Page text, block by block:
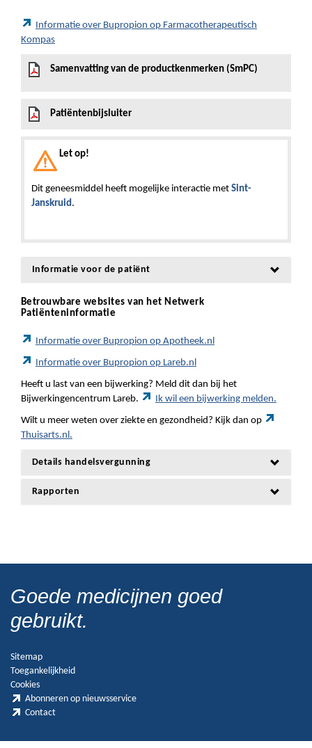
Informatie over Bupropion op Farmacotherapeutisch
Kompas
Samenvatting van de productkenmerken (SmPC)
Patiëntenbijsluiter
Let op!
Dit geneesmiddel heeft mogelijke interactie met Sint-
Janskruid.
Informatie voor de patiënt
Betrouwbare websites van het Netwerk
Patiënteninformatie
Informatie over Bupropion op Apotheek.nl
Informatie over Bupropion op Lareb.nl
Heeft u last van een bijwerking? Meld dit dan bij het
Bijwerkingencentrum Lareb.
Ik wil een bijwerking melden.
Wilt u meer weten over ziekte en gezondheid? Kijk dan op
Thuisarts.nl.
Details handelsvergunning
Rapporten
Goede medicijnen goed
gebruikt.
Sitemap
Toegankelijkheid
Cookies
Abonneren op nieuwsservice
Contact